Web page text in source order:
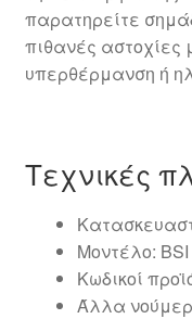
παρατηρείτε
πιθανές
υπερθέρμανση ή
Τεχνικές
Μοντέλο:
Κωδικοί
Άλλα